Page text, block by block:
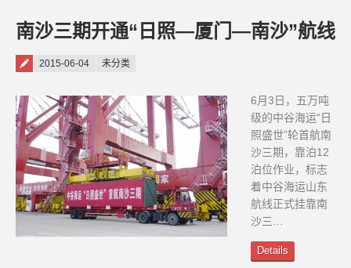
南沙三期开通“日照—厦门—南沙”航线
Posted on
2015-06-04 未分类
6月3日，五万吨
级的中谷海运“日
照盛世”轮首航南
沙三期，靠泊12
泊位作业，标志
着中谷海运山东
航线正式挂靠南
沙三…
Details